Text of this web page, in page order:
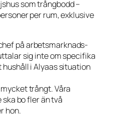
som trångbodd –
per rum, exklusive
på arbetsmarknads-
sig inte om specifika
i Alyaas situation
trångt. Våra
bo fler än två
hon.